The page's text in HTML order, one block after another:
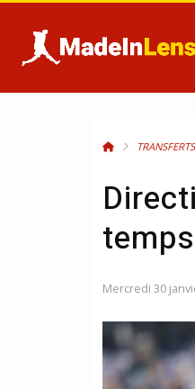
TRANSFERTS
Mercredi 30